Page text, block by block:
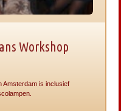
Workshop
Amsterdam is inclusief